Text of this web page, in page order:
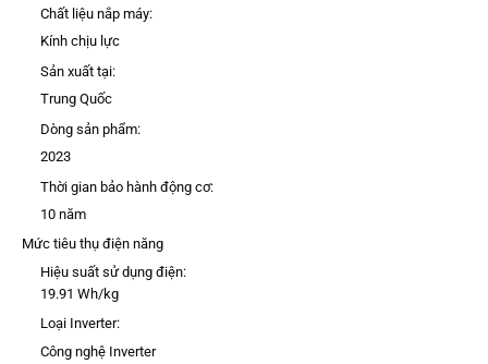
Chất liệu nắp máy:
Kính chịu lực
Sản xuất tại:
Trung Quốc
Dòng sản phẩm:
2023
Thời gian bảo hành động cơ:
10 năm
Mức tiêu thụ điện năng
Hiệu suất sử dụng điện:
19.91 Wh/kg
Loại Inverter:
Công nghệ Inverter